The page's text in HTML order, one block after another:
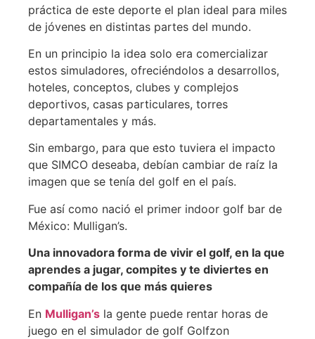
práctica de este deporte el plan ideal para miles
de jóvenes en distintas partes del mundo.
En un principio la idea solo era comercializar
estos simuladores, ofreciéndolos a desarrollos,
hoteles, conceptos, clubes y complejos
deportivos, casas particulares, torres
departamentales y más.
Sin embargo, para que esto tuviera el impacto
que SIMCO deseaba, debían cambiar de raíz la
imagen que se tenía del golf en el país.
Fue así como nació el primer indoor golf bar de
México: Mulligan’s.
Una innovadora forma de vivir el golf, en la que
aprendes a jugar, compites y te diviertes en
compañía de los que más quieres
En Mulligan’s la gente puede rentar horas de
juego en el simulador de golf Golfzon